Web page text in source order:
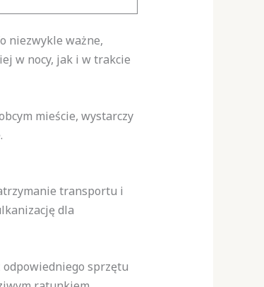
niezwykle ważne,
w nocy, jak i w trakcie
mieście, wystarczy
transportu i
dla
odpowiedniego sprzętu